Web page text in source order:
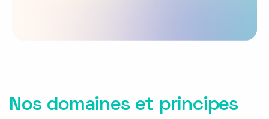
Nos domaines et principes